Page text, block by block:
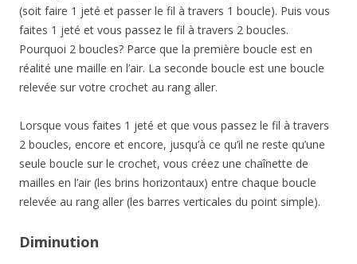
(soit faire 1 jeté et passer le fil à travers 1 boucle). Puis vous
faites 1 jeté et vous passez le fil à travers 2 boucles.
Pourquoi 2 boucles? Parce que la première boucle est en
réalité une maille en l’air. La seconde boucle est une boucle
relevée sur votre crochet au rang aller.
Lorsque vous faites 1 jeté et que vous passez le fil à travers
2 boucles, encore et encore, jusqu’à ce qu’il ne reste qu’une
seule boucle sur le crochet, vous créez une chaînette de
mailles en l’air (les brins horizontaux) entre chaque boucle
relevée au rang aller (les barres verticales du point simple).
Diminution